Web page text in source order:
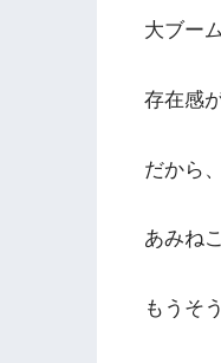
大ブー
存在感
だから
あみね
もうそ